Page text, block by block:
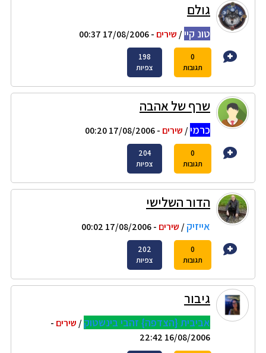
גולם
טונ קיי/ שירים - 17/08/2006 00:37
0
תגובות
198
צפיות
שרף של אהבה
כרמי/ שירים - 17/08/2006 00:20
0
תגובות
204
צפיות
הדור השלישי
אייזיק/ שירים - 17/08/2006 00:02
0
תגובות
202
צפיות
גיבור
אביבית {הצדפה} זהבי בינשטוק/ שירים -
16/08/2006 22:42